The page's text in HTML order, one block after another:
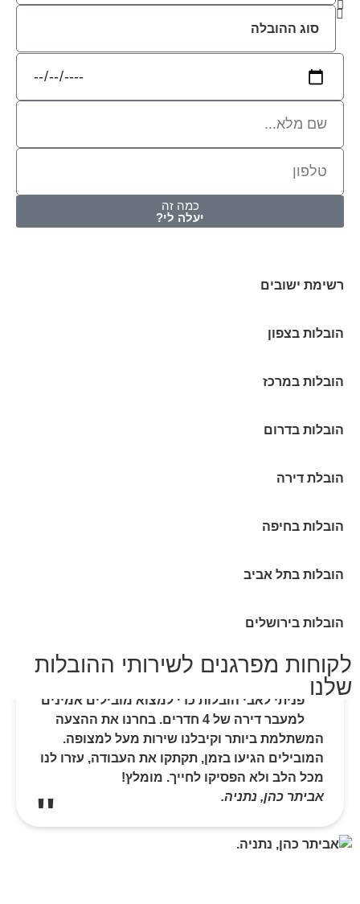
כמה זה
יעלה לי?
רשימת ישובים
הובלות בצפון
הובלות במרכז
הובלות בדרום
הובלת דירה
הובלות בחיפה
הובלות בתל אביב
הובלות בירושלים
לקוחות מפרגנים לשירותי ההובלות
שלנו
פניתי לאבי הובלות כדי למצוא מובילים אמינים
למעבר דירה של 4 חדרים. בחרנו את ההצעה
המשתלמת ביותר וקיבלנו שירות מעל למצופה.
המובילים הגיעו בזמן, תקתקו את העבודה, עזרו לנו
מכל הלב ולא הפסיקו לחייך. מומלץ!
אביתר כהן, נתניה.